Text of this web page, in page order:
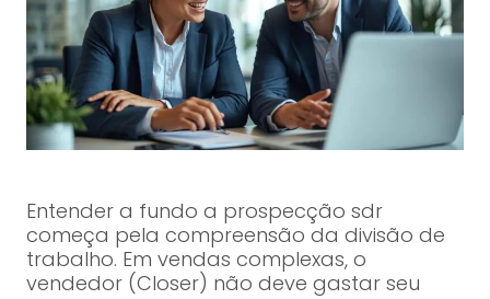
Entender a fundo a prospecção sdr
começa pela compreensão da divisão de
trabalho. Em vendas complexas, o
vendedor (Closer) não deve gastar seu